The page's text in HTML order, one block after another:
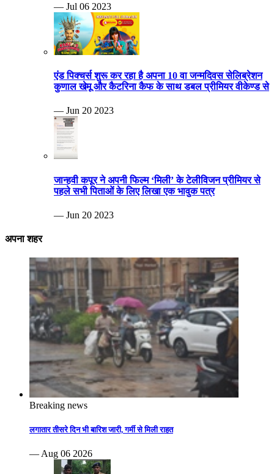
— Jul 06 2023
एंड पिक्चर्स शुरू कर रहा है अपना 10 वा जन्मदिवस सेलिब्रेशन
कुणाल खेमू और कैटरिना कैफ के साथ डबल प्रीमियर वीकेण्ड से
— Jun 20 2023
जान्हवी कपूर ने अपनी फिल्म ‘मिली’ के टेलीविजन प्रीमियर से
पहले सभी पिताओं के लिए लिखा एक भावुक पत्र
— Jun 20 2023
अपना शहर
Breaking news
लगातार तीसरे दिन भी बारिश जारी, गर्मी से मिली राहत
— Aug 06 2026